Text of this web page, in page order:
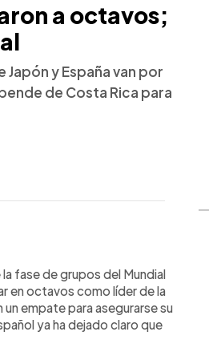
a octavos;
y España van por
de Costa Rica para
fase de grupos del Mundial
en octavos como líder de la
empate para asegurarse su
ya ha dejado claro que